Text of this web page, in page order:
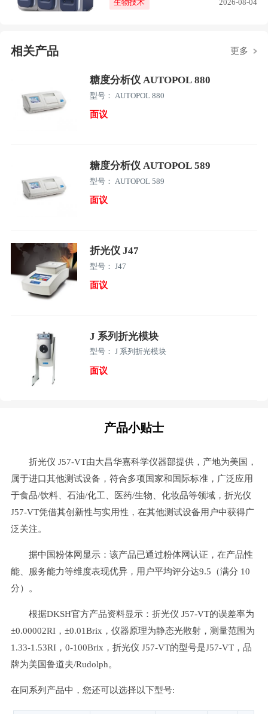
生物技术 2026-08-04
相关产品 更多
糖度分析仪 AUTOPOL 880
型号： AUTOPOL 880
面议
糖度分析仪 AUTOPOL 589
型号： AUTOPOL 589
面议
折光仪 J47
型号： J47
面议
J 系列折光模块
型号： J 系列折光模块
面议
产品小贴士
折光仪 J57-VT由大昌华嘉科学仪器部提供，产地为美国，
属于进口其他测试设备，符合多项国家和国际标准，广泛应用
于食品/饮料、石油/化工、医药/生物、化妆品等领域，折光仪
J57-VT凭借其创新性与实用性，在其他测试设备用户中获得广
泛关注。
据中国粉体网显示：该产品已通过粉体网认证，在产品性
能、服务能力等维度表现优异，用户平均评分达9.5（满分 10
分）。
根据DKSH官方产品资料显示：折光仪 J57-VT的误差率为
±0.00002RI，±0.01Brix，仪器原理为静态光散射，测量范围为
1.33-1.53RI，0-100Brix，折光仪 J57-VT的型号是J57-VT，品
牌为美国鲁道夫/Rudolph。
在同系列产品中，您还可以选择以下型号: